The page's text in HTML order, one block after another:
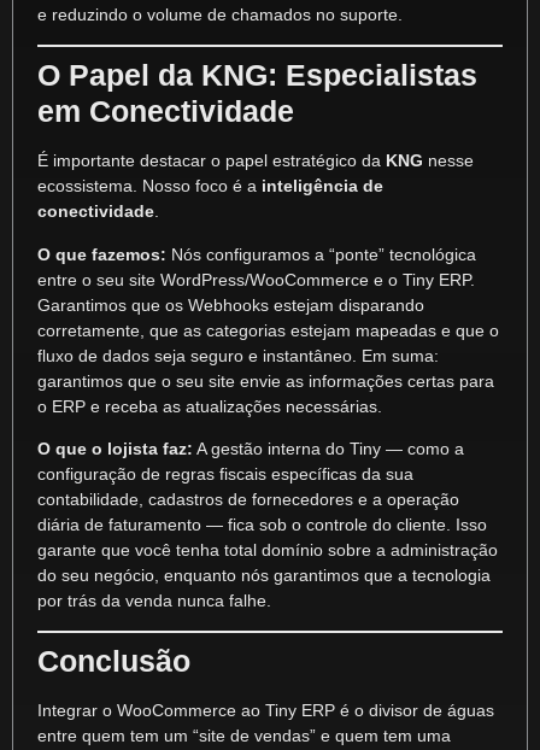
e reduzindo o volume de chamados no suporte.
O Papel da KNG: Especialistas
em Conectividade
É importante destacar o papel estratégico da KNG nesse
ecossistema. Nosso foco é a inteligência de
conectividade
O que fazemos: Nós configuramos a “ponte” tecnológica
entre o seu site WordPress/WooCommerce e o Tiny ERP.
Garantimos que os Webhooks estejam disparando
corretamente, que as categorias estejam mapeadas e que o
fluxo de dados seja seguro e instantâneo. Em suma:
garantimos que o seu site envie as informações certas para
o ERP e receba as atualizações necessárias.
O que o lojista faz: A gestão interna do Tiny — como a
configuração de regras fiscais específicas da sua
contabilidade, cadastros de fornecedores e a operação
diária de faturamento — fica sob o controle do cliente. Isso
garante que você tenha total domínio sobre a administração
do seu negócio, enquanto nós garantimos que a tecnologia
por trás da venda nunca falhe.
Conclusão
Integrar o WooCommerce ao Tiny ERP é o divisor de águas
entre quem tem um “site de vendas” e quem tem uma